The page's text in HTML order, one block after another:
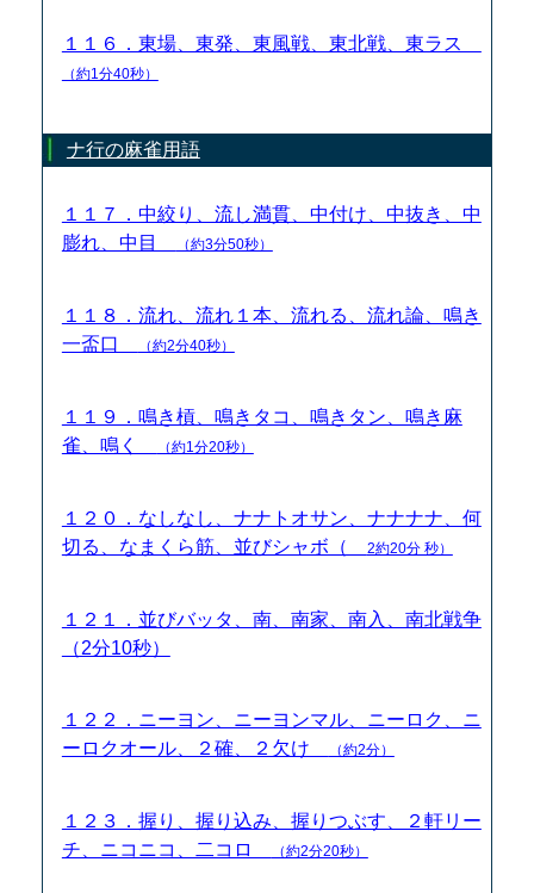
１１６．東場、東発、東風戦、東北戦、東ラス
（約1分40秒）
ナ行の麻雀用語
１１７．中絞り、流し満貫、中付け、中抜き、中
膨れ、中目
（約3分50秒）
１１８．流れ、流れ１本、流れる、流れ論、鳴き
一盃口
（約2分40秒）
１１９．鳴き槓、鳴きタコ、鳴きタン、鳴き麻
雀、鳴く
（約1分20秒）
１２０．なしなし、ナナトオサン、ナナナナ、何
切る、なまくら筋、並びシャボ（
2約20分 秒）
１２１．並びバッタ、南、南家、南入、南北戦争
（2分10秒）
１２２．ニーヨン、ニーヨンマル、ニーロク、ニ
ーロクオール、２確、２欠け
（約2分）
１２３．握り、握り込み、握りつぶす、２軒リー
チ、ニコニコ、二コロ
（約2分20秒）